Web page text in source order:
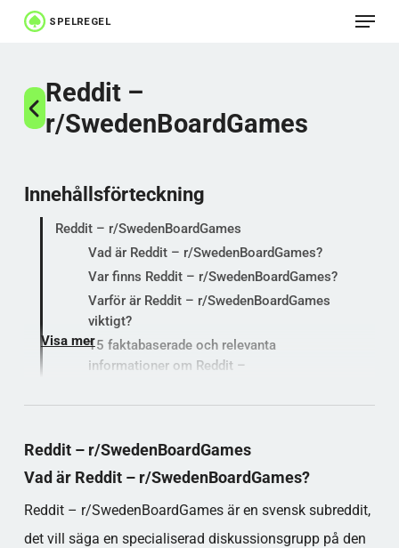
Hoppa
Meny
Reddit –
r/SwedenBoardGames
Reddit – r/SwedenBoardGames
Vad är Reddit – r/SwedenBoardGames?
Reddit – r/SwedenBoardGames är en svensk subreddit,
det vill säga en specialiserad diskussionsgrupp på den
Innehållsförteckning
Reddit – r/SwedenBoardGames
Vad är Reddit – r/SwedenBoardGames?
Var finns Reddit – r/SwedenBoardGames?
Varför är Reddit – r/SwedenBoardGames
viktigt?
15 faktabaserade och relevanta
informationer om Reddit –
Populära kategorier
Visa mer